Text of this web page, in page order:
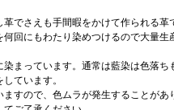
でさえも手間暇をかけて作られる革
回にもわたり染めつけるので大量生
まっています。通常は藍染は色落ち
ています。
すので、色ムラが発生することがあ